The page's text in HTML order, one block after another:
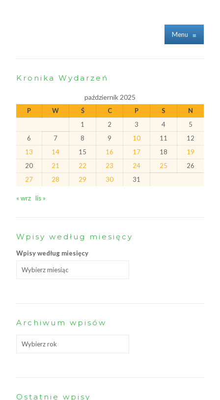
Menu ≡
Kronika Wydarzeń
październik 2025
P W Ś C P S
N
1
2 3 4
5
6
7 8 9 10 11
12
13
14 15 16 17 18
19
20
21 22 23 24 25
26
27
28 29 30 31
« wrz lis »
Wpisy według miesięcy
Wpisy według miesięcy
Archiwum wpisów
Ostatnie wpisy